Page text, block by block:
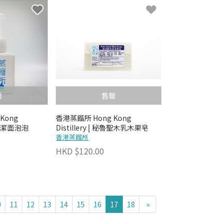
面泡泡
售罄
香港蒸餾所 Hong Kong
Distillery | 秘魯聖木乳木果皂
香港蒸餾所
HKD $120.00
11 12 13 14 15 16 17 18 »